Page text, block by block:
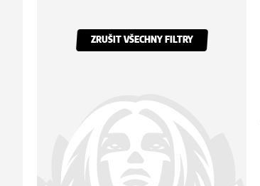
ZRUŠIT VŠECHNY FILTRY